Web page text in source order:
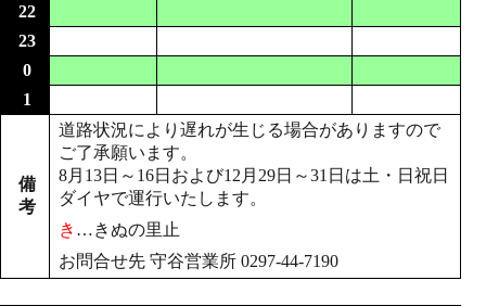
22
23
0
1
備
考
道路状況により遅れが生じる場合がありますので
ご了承願います。
8月13日～16日および12月29日～31日は土・日祝日
ダイヤで運行いたします。
き …きぬの里止
お問合せ先 守谷営業所 0297-44-7190